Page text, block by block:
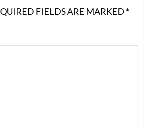
FIELDS ARE MARKED *